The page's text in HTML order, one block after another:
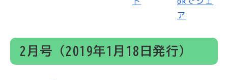
2月号（2019年1月18日発行）